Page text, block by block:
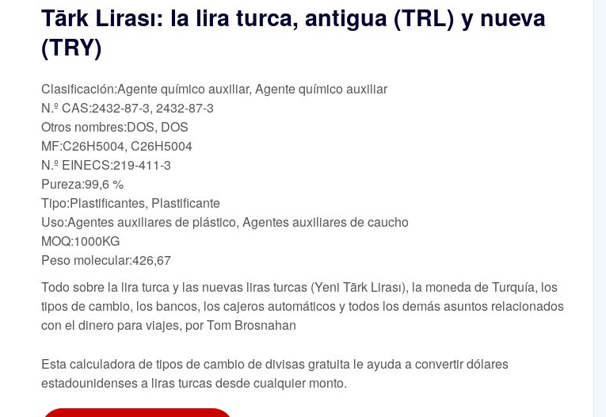
Tārk Lirası: la lira turca, antigua (TRL) y nueva
(TRY)
Clasificación:Agente químico auxiliar, Agente químico auxiliar
N.º CAS:2432-87-3, 2432-87-3
Otros nombres:DOS, DOS
MF:C26H5004, C26H5004
N.º EINECS:219-411-3
Pureza:99,6 %
Tipo:Plastificantes, Plastificante
Uso:Agentes auxiliares de plástico, Agentes auxiliares de caucho
MOQ:1000KG
Peso molecular:426,67
Todo sobre la lira turca y las nuevas liras turcas (Yeni Tārk Lirası), la moneda de Turquía, los
tipos de cambio, los bancos, los cajeros automáticos y todos los demás asuntos relacionados
con el dinero para viajes, por Tom Brosnahan
Esta calculadora de tipos de cambio de divisas gratuita le ayuda a convertir dólares
estadounidenses a liras turcas desde cualquier monto.